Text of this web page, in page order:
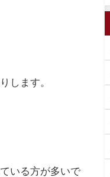
します。
いる方が多いで